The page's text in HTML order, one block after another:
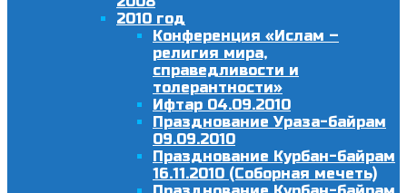
2010 год
Конференция «Ислам –
религия мира,
справедливости и
толерантности»
Ифтар 04.09.2010
Празднование Ураза-байрам
09.09.2010
Празднование Курбан-байрам
16.11.2010 (Соборная мечеть)